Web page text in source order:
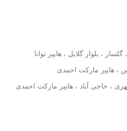
، بلوار گلایل ، هایپر توانا
مطهری ، حاجی آباد ، هایپر مارکت احمدی